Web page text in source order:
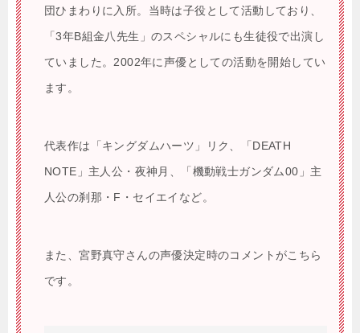
団ひまわりに入所。当時は子役として活動しており、
「3年B組金八先生」のスペシャルにも生徒役で出演し
ていました。2002年に声優としての活動を開始してい
ます。
代表作は「キングダムハーツ」リク、「DEATH
NOTE」主人公・夜神月、「機動戦士ガンダム00」主
人公の刹那・F・セイエイなど。
また、宮野真守さんの声優決定時のコメントがこちら
です。